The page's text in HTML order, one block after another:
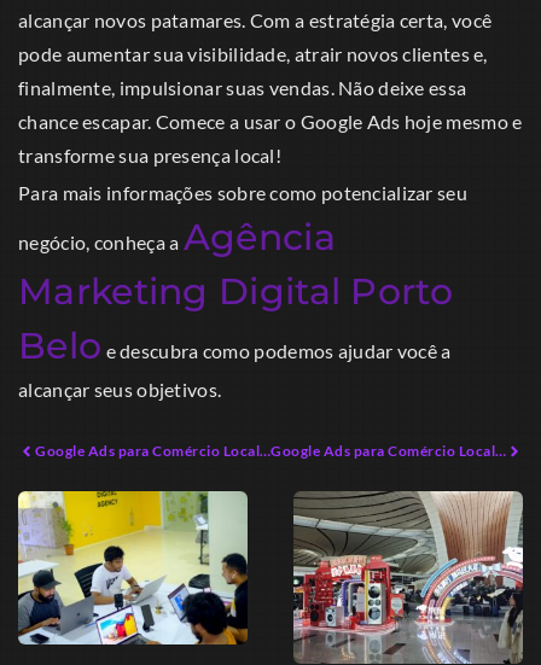
alcançar novos patamares. Com a estratégia certa, você
pode aumentar sua visibilidade, atrair novos clientes e,
finalmente, impulsionar suas vendas. Não deixe essa
chance escapar. Comece a usar o Google Ads hoje mesmo e
transforme sua presença local!
Para mais informações sobre como potencializar seu
negócio, conheça a Agência
Marketing Digital Porto
Belo e descubra como podemos ajudar você a
alcançar seus objetivos.
Google Ads para Comércio Local: Conquiste Clientes com Criatividade Google Ads para Comércio Local: Como Realizar Campanhas Eficazes